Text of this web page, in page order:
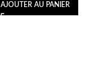
AJOUTER AU PANIER